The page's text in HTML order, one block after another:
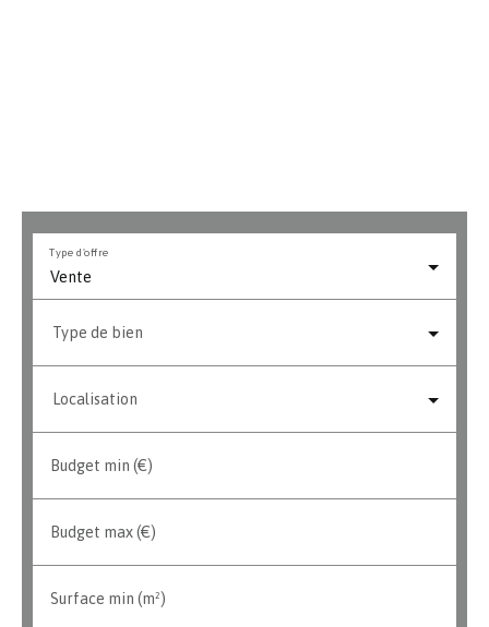
Vente
Type d'offre
Type de bien
Localisation
Budget min (€)
Budget max (€)
Surface min (m²)